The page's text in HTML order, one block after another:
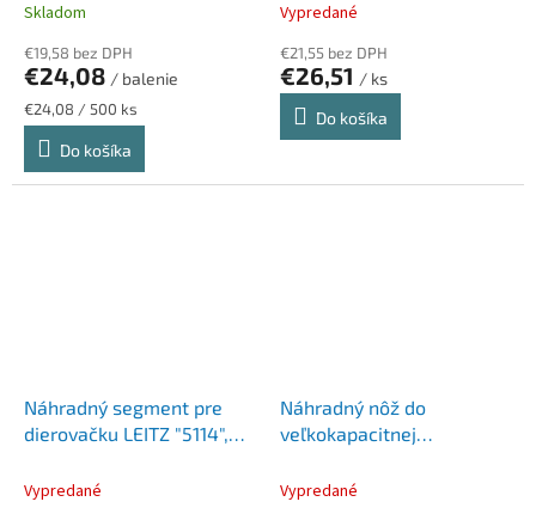
Skladom
€19,58 bez DPH
€24,08 / balenie
Jednotková
cena:
€24,08 / 500 ks
Do košíka
Vypredané
€21,55 bez DPH
€26,51 / ks
Do košíka
Náhradný segment pre
dierovačku LEITZ "5114",
Vypredané
Náhradný nôž do
veľkokapacitnej
mm, RAPESCO
Vypredané